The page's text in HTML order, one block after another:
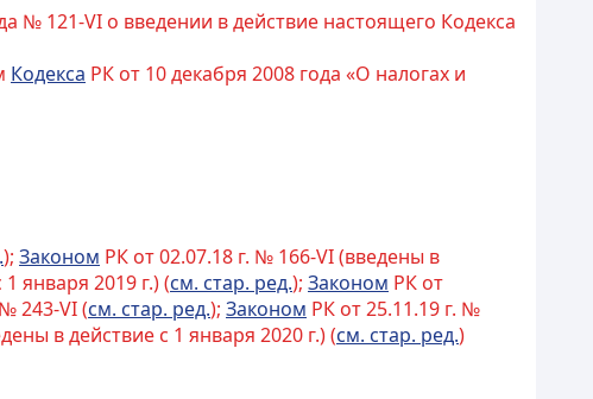
№ 121-VI о введении в действие настоящего Кодекса
Кодекса РК от 10 декабря 2008 года «О налогах и
); Законом РК от 02.07.18 г. № 166-VI (введены в
января 2019 г.) (см. стар. ред.); Законом РК от
243-VI (см. стар. ред.); Законом РК от 25.11.19 г. №
в действие с 1 января 2020 г.) (см. стар. ред.)